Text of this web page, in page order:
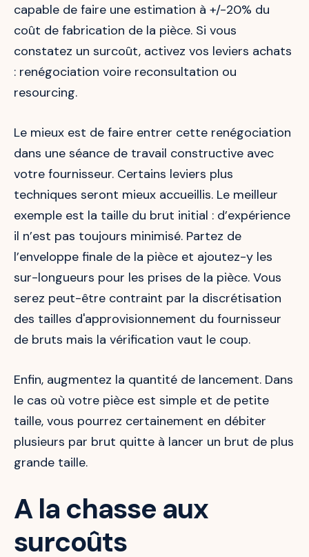
capable de faire une estimation à +/-20% du
coût de fabrication de la pièce. Si vous
constatez un surcoût, activez vos leviers achats
: renégociation voire reconsultation ou
resourcing.
Le mieux est de faire entrer cette renégociation
dans une séance de travail constructive avec
votre fournisseur. Certains leviers plus
techniques seront mieux accueillis. Le meilleur
exemple est la taille du brut initial : d’expérience
il n’est pas toujours minimisé. Partez de
l’enveloppe finale de la pièce et ajoutez-y les
sur-longueurs pour les prises de la pièce. Vous
serez peut-être contraint par la discrétisation
des tailles d'approvisionnement du fournisseur
de bruts mais la vérification vaut le coup.
Enfin, augmentez la quantité de lancement. Dans
le cas où votre pièce est simple et de petite
taille, vous pourrez certainement en débiter
plusieurs par brut quitte à lancer un brut de plus
grande taille.
A la chasse aux
surcoûts